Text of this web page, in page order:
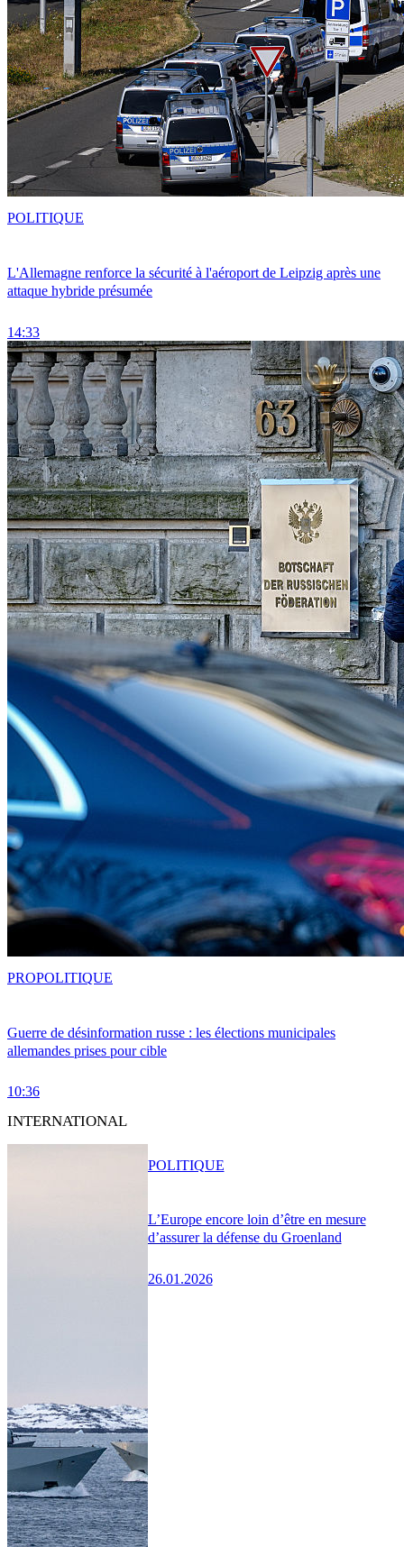
L'Allemagne renforce la sécurité à l'aéroport de Leipzig après une
attaque hybride présumée
14:33
POLITIQUE
Guerre de désinformation russe : les élections municipales
allemandes prises pour cible
10:36
PROPOLITIQUE
INTERNATIONAL
L’Europe encore loin d’être en mesure
d’assurer la défense du Groenland
26.01.2026
POLITIQUE